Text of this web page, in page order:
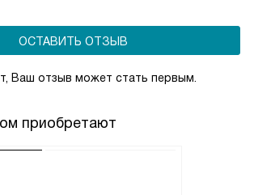
атмосферу на кухне.
ОСТАВИТЬ ОТЗЫВ
Ваш отзыв может стать первым.
приобретают